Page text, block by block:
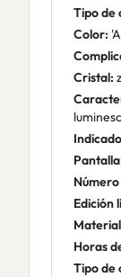
Tipo de
Color:
Cristal:
Edición
Horas
Tipo de